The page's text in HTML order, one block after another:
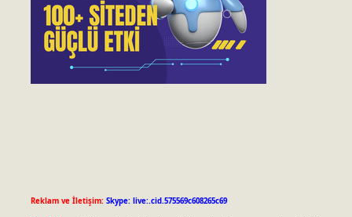
Reklam ve İletişim: Skype: live:.cid.575569c608265c69